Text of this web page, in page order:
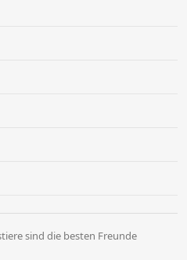
sind die besten Freunde